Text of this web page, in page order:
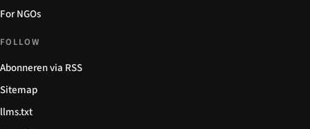
For NGOs
FOLLOW
Abonneren via RSS
Sitemap
llms.txt